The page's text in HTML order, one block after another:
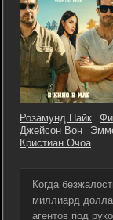
Розамунд Пайк
Джейсон Вон
Кристиан Очоа
Когда
миллиард
агентов под